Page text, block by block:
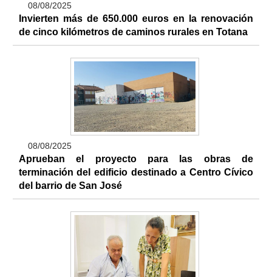
08/08/2025
Invierten más de 650.000 euros en la renovación
de cinco kilómetros de caminos rurales en Totana
08/08/2025
Aprueban el proyecto para las obras de
terminación del edificio destinado a Centro Cívico
del barrio de San José